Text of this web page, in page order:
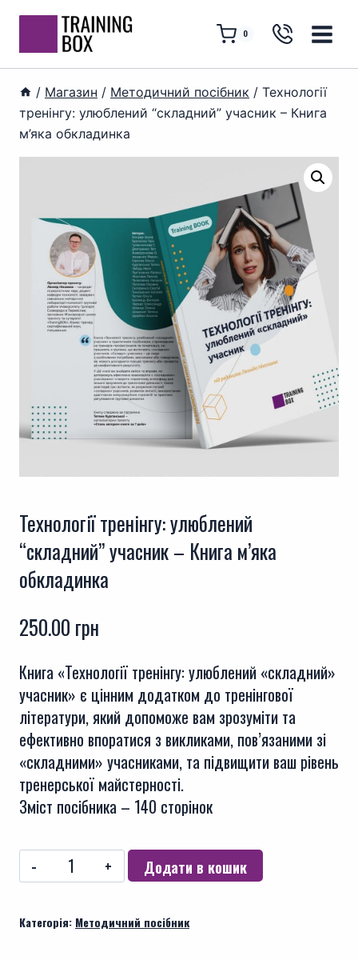
Перейти
вмісту
0
/ Магазин / Методичний посібник / Технології
тренінгу: улюблений “складний” учасник – Книга
м’яка обкладинка
Технології тренінгу: улюблений
“складний” учасник – Книга м’яка
обкладинка
250.00 грн
Книга «Технології тренінгу: улюблений «складний»
учасник» є цінним додатком до тренінгової
літератури, який допоможе вам зрозуміти та
ефективно впоратися з викликами, пов’язаними зі
«складними» учасниками, та підвищити ваш рівень
тренерської майстерності.
Зміст посібника – 140 сторінок
Технології
тренінгу:
"складний"
Додати в кошик
Категорія: Методичний посібник